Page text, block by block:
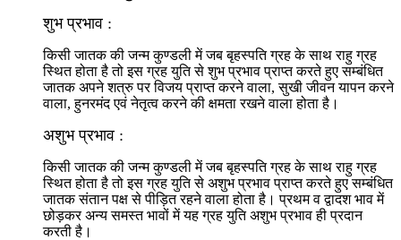
शुभ प्रभाव :
किसी जातक की जन्म कुण्डली में जब बृहस्पति ग्रह के साथ राहु ग्रह
स्थित होता है तो इस ग्रह युति से शुभ प्रभाव प्राप्त करते हुए सम्बंधित
जातक अपने शत्रु पर विजय प्राप्त करने वाला, सुखी जीवन यापन करने
वाला, हुनरमंद एवं नेतृत्व करने की क्षमता रखने वाला होता है।
अशुभ प्रभाव :
किसी जातक की जन्म कुण्डली में जब बृहस्पति ग्रह के साथ राहु ग्रह
स्थित होता है तो इस ग्रह युति से अशुभ प्रभाव प्राप्त करते हुए सम्बंधित
जातक संतान पक्ष से पीड़ित रहने वाला होता है। प्रथम व द्वादश भाव में
छोड़कर अन्य समस्त भावों में यह ग्रह युति अशुभ प्रभाव ही प्रदान
करती है।